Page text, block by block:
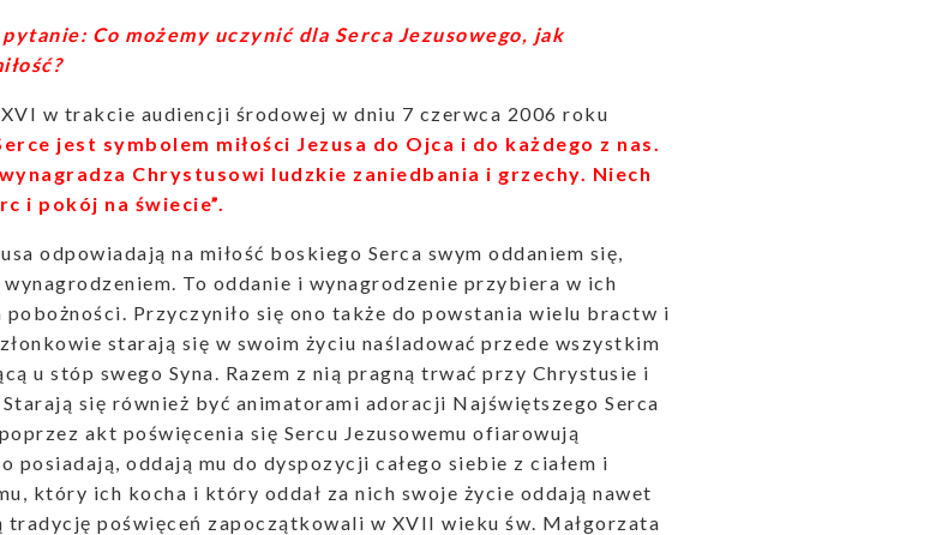
Co możemy uczynić dla Serca Jezusowego, jak
w trakcie audiencji środowej w dniu 7 czerwca 2006 roku
jest symbolem miłości Jezusa do Ojca i do każdego z nas.
Chrystusowi ludzkie zaniedbania i grzechy. Niech
i pokój na świecie”.
odpowiadają na miłość boskiego Serca swym oddaniem się,
To oddanie i wynagrodzenie przybiera w ich
Przyczyniło się ono także do powstania wielu bractw i
starają się w swoim życiu naśladować przede wszystkim
u stóp swego Syna. Razem z nią pragną trwać przy Chrystusie i
się również być animatorami adoracji Najświętszego Serca
akt poświęcenia się Sercu Jezusowemu ofiarowują
posiadają, oddają mu do dyspozycji całego siebie z ciałem i
który ich kocha i który oddał za nich swoje życie oddają nawet
tradycję poświęceń zapoczątkowali w XVII wieku św. Małgorzata